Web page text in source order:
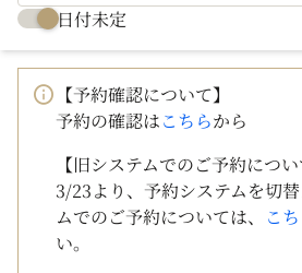
日付未定
【予約確認について】
予約の確認はこちらから
【旧システムでのご予約につい
3/23より、予約システムを切
ムでのご予約については、
こ
い。